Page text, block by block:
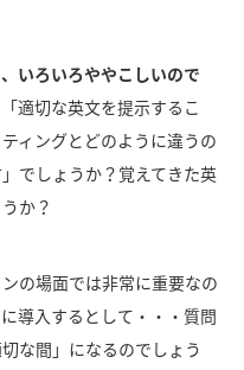
いろいろややこしいので
適切な英文を提示するこ
ィングとどのように違うの
でしょうか？覚えてきた英
か？
の場面では非常に重要なの
導入するとして・・・質問
な間」になるのでしょう